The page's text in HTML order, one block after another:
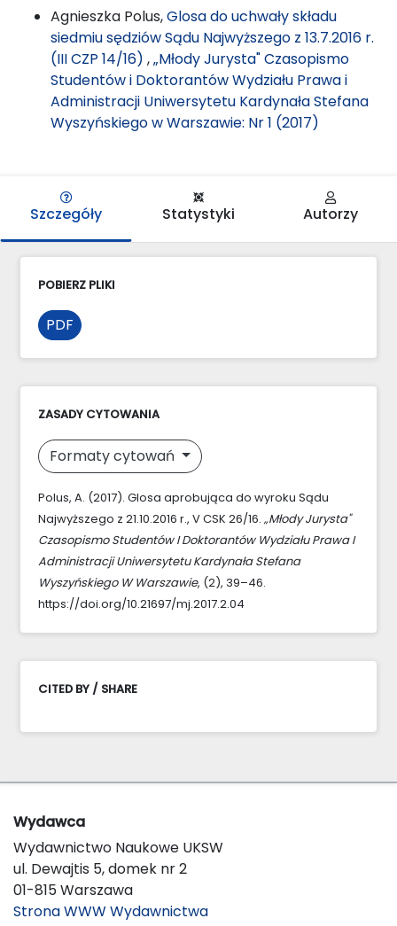
Agnieszka Polus,Glosa do uchwały składu
siedmiu sędziów Sądu Najwyższego z 13.7.2016 r.
(III CZP 14/16) ,„Młody Jurysta" Czasopismo
Studentów i Doktorantów Wydziału Prawa i
Administracji Uniwersytetu Kardynała Stefana
Wyszyńskiego w Warszawie: Nr 1 (2017)
Szczegóły Statystyki Autorzy
POBIERZ PLIKI
PDF
ZASADY CYTOWANIA
Formaty cytowań
Polus, A. (2017). Glosa aprobująca do wyroku Sądu
Najwyższego z 21.10.2016 r., V CSK 26/16. „Młody Jurysta"
Czasopismo Studentów I Doktorantów Wydziału Prawa I
Administracji Uniwersytetu Kardynała Stefana
Wyszyńskiego W Warszawie, (2), 39–46.
https://doi.org/10.21697/mj.2017.2.04
CITED BY / SHARE
Wydawca
Wydawnictwo Naukowe UKSW
ul. Dewajtis 5, domek nr 2
01-815 Warszawa
Strona WWW Wydawnictwa